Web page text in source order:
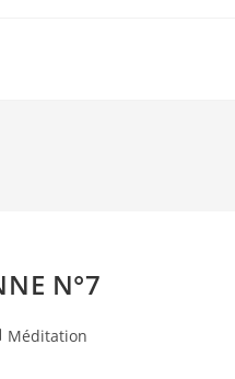
N°7
Méditation